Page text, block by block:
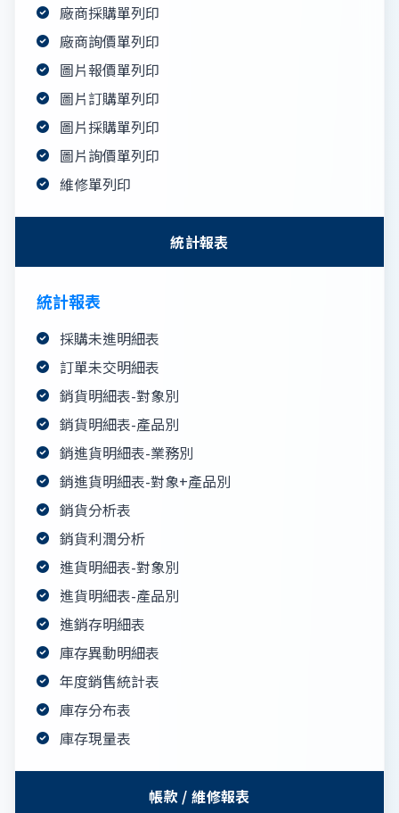
廠商採購單列印
廠商詢價單列印
圖片報價單列印
圖片訂購單列印
圖片採購單列印
圖片詢價單列印
維修單列印
統計報表
統計報表
採購未進明細表
訂單未交明細表
銷貨明細表-對象別
銷貨明細表-產品別
銷進貨明細表-業務別
銷進貨明細表-對象+產品別
銷貨分析表
銷貨利潤分析
進貨明細表-對象別
進貨明細表-產品別
進銷存明細表
庫存異動明細表
年度銷售統計表
庫存分布表
庫存現量表
帳款 / 維修報表